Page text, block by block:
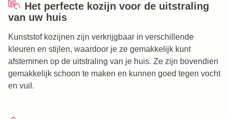
Het perfecte kozijn voor de uitstraling
van uw huis
Kunststof kozijnen zijn verkrijgbaar in verschillende
kleuren en stijlen, waardoor je ze gemakkelijk kunt
afstemmen op de uitstraling van je huis. Ze zijn bovendien
gemakkelijk schoon te maken en kunnen goed tegen vocht
en vuil.